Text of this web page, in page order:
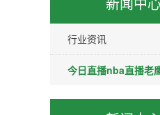
行业资讯
今日直播nba直播老